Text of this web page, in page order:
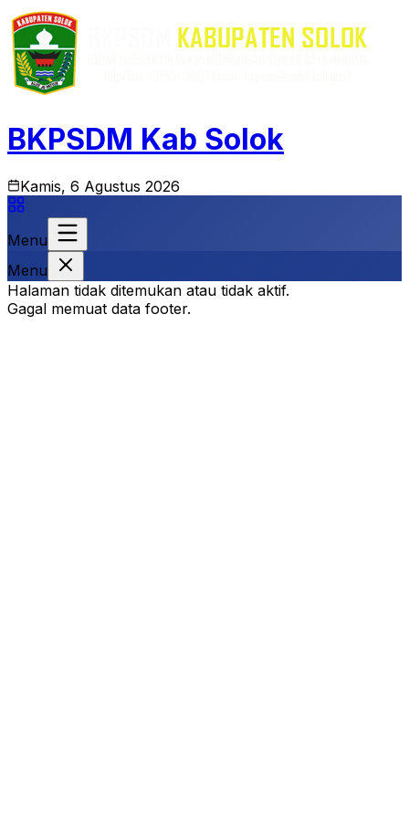
BKPSDM Kab Solok
Kamis, 6 Agustus 2026
Menu
Menu
Halaman tidak ditemukan atau tidak aktif.
Gagal memuat data footer.